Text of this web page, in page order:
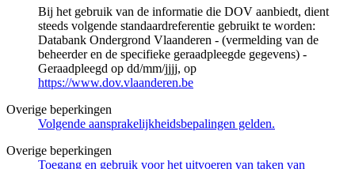
Bij het gebruik van de informatie die DOV aanbiedt, dient
steeds volgende standaardreferentie gebruikt te worden:
Databank Ondergrond Vlaanderen - (vermelding van de
beheerder en de specifieke geraadpleegde gegevens) -
Geraadpleegd op dd/mm/jjjj, op
https://www.dov.vlaanderen.be
Overige beperkingen
Volgende aansprakelijkheidsbepalingen gelden.
Overige beperkingen
Toegang en gebruik voor het uitvoeren van taken van